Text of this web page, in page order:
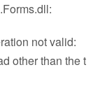
not valid:
other than the t